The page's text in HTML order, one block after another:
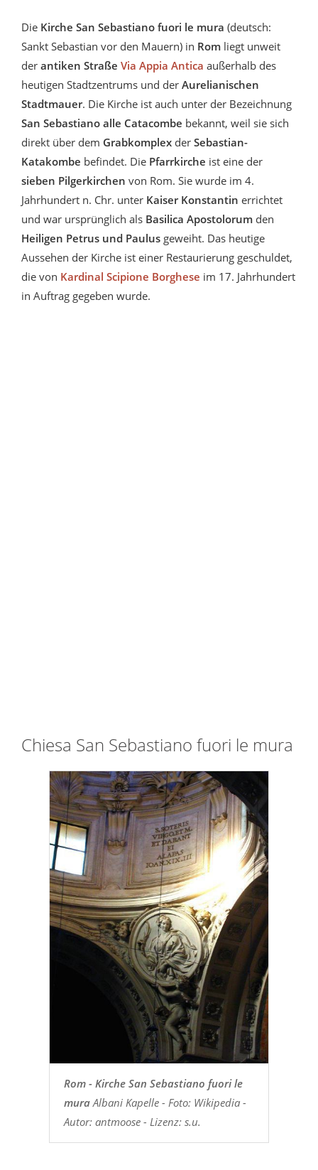
Die Kirche San Sebastiano fuori le mura (deutsch:
Sankt Sebastian vor den Mauern) in Rom liegt unweit
der antiken Straße Via Appia Antica außerhalb des
heutigen Stadtzentrums und der Aurelianischen
Stadtmauer. Die Kirche ist auch unter der Bezeichnung
San Sebastiano alle Catacombe bekannt, weil sie sich
direkt über dem Grabkomplex der Sebastian-
Katakombe befindet. Die Pfarrkirche ist eine der
sieben Pilgerkirchen von Rom. Sie wurde im 4.
Jahrhundert n. Chr. unter Kaiser Konstantin errichtet
und war ursprünglich als Basilica Apostolorum den
Heiligen Petrus und Paulus geweiht. Das heutige
Aussehen der Kirche ist einer Restaurierung geschuldet,
die von Kardinal Scipione Borghese im 17. Jahrhundert
in Auftrag gegeben wurde.
Chiesa San Sebastiano fuori le mura
Rom - Kirche San Sebastiano fuori le
muraAlbani Kapelle - Foto: Wikipedia -
Autor: antmoose - Lizenz: s.u.